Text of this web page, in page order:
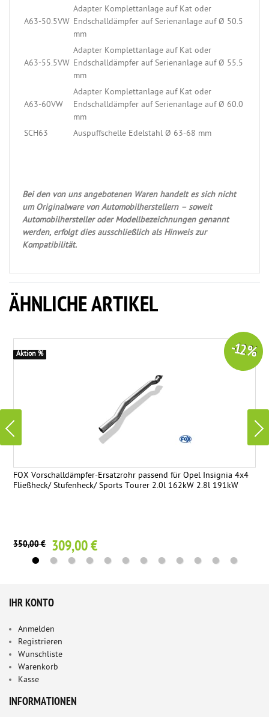
A63-50.5VW
Adapter Komplettanlage auf Kat oder
Endschalldämpfer auf Serienanlage auf Ø 50.5
mm
A63-55.5VW
Adapter Komplettanlage auf Kat oder
Endschalldämpfer auf Serienanlage auf Ø 55.5
mm
A63-60VW
Adapter Komplettanlage auf Kat oder
Endschalldämpfer auf Serienanlage auf Ø 60.0
mm
SCH63
Auspuffschelle Edelstahl Ø 63-68 mm
Bei den von uns angebotenen Waren handelt es sich nicht
um Originalware von Automobilherstellern – soweit
Automobilhersteller oder Modellbezeichnungen genannt
werden, erfolgt dies ausschließlich als Hinweis zur
Kompatibilität.
ÄHNLICHE ARTIKEL
FOX Vorschalldämpfer-Ersatzrohr passend für Opel Insignia 4x4
Fließheck/ Stufenheck/ Sports Tourer 2.0l 162kW 2.8l 191kW
350,00 € 309,00 €
-12 %
Aktion %
IHR KONTO
Anmelden
Registrieren
Wunschliste
Warenkorb
Kasse
INFORMATIONEN